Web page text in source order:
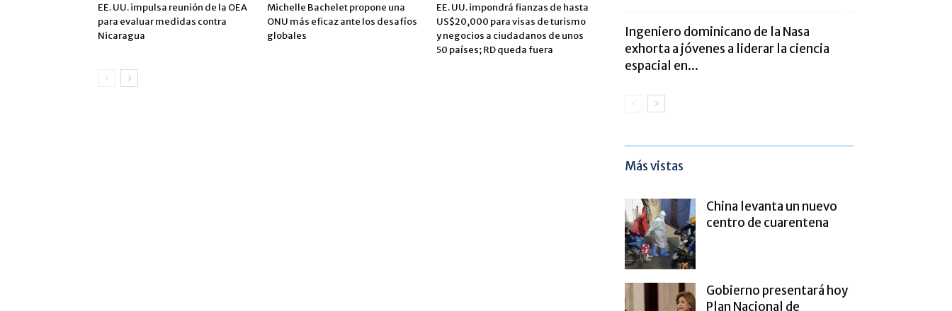
EE. UU. impulsa reunión de la OEA
para evaluar medidas contra
Nicaragua
Michelle Bachelet propone una
ONU más eficaz ante los desafíos
globales
EE. UU. impondrá fianzas de hasta
US$20,000 para visas de turismo
y negocios a ciudadanos de unos
50 países; RD queda fuera
Ingeniero dominicano de la Nasa
exhorta a jóvenes a liderar la ciencia
espacial en...
Más vistas
China levanta un nuevo
centro de cuarentena
Gobierno presentará hoy
Plan Nacional de